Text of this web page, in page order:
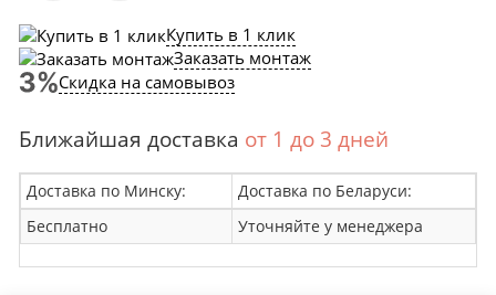
Купить в 1 клик
Заказать монтаж
Скидка на самовывоз
Ближайшая доставка от 1 до 3 дней
Доставка по Минску:
Доставка по Беларуси:
Бесплатно
Уточняйте у менеджера